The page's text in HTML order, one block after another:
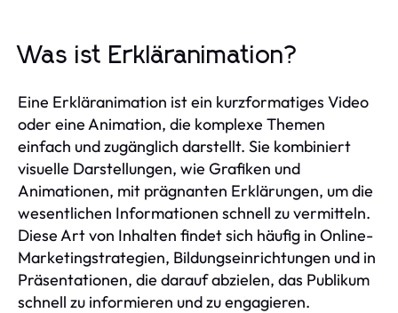
Was ist Erkläranimation?
Eine Erkläranimation ist ein kurzformatiges Video
oder eine Animation, die komplexe Themen
einfach und zugänglich darstellt. Sie kombiniert
visuelle Darstellungen, wie Grafiken und
Animationen, mit prägnanten Erklärungen, um die
wesentlichen Informationen schnell zu vermitteln.
Diese Art von Inhalten findet sich häufig in Online-
Marketingstrategien, Bildungseinrichtungen und in
Präsentationen, die darauf abzielen, das Publikum
schnell zu informieren und zu engagieren.